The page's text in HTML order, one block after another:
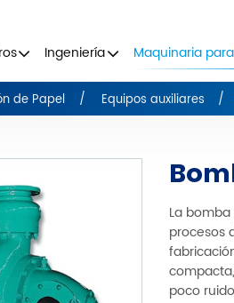
Ingeniería Maquinaria
de Papel Equipos auxiliares
La
procesos
poco